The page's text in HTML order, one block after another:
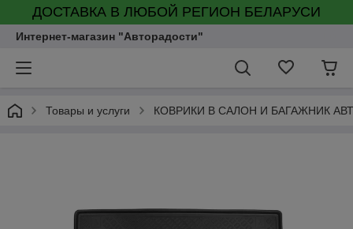
ДОСТАВКА В ЛЮБОЙ РЕГИОН БЕЛАРУСИ
Интернет-магазин "Авторадости"
Товары и услуги КОВРИКИ В САЛОН И БАГАЖНИК